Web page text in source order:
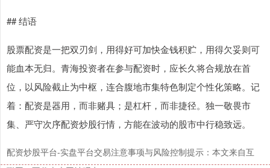
## 结语
股票配资是一把双刃剑，用得好可加快金钱积贮，用得欠妥则可
能血本无归。青海投资者在参与配资时，应长久将合规放在首
位，以风险截止为中枢，连合腹地市集特色制定个性化策略。记
着：配资是器用，而非赌具；是杠杆，而非捷径。独一敬畏市
集、严守次序配资炒股行情，方能在波动的股市中行稳致远。
配资炒股平台-实盘平台交易注意事项与风险控制提示：本文来自互